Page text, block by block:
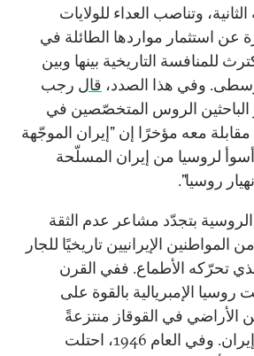
وتناصب العداء للولايات
عن استثمار مواردها الطائلة في
للمنافسة التاريخية بينها وبين
وفي هذا الصدد، قال رجب
الباحثين الروس المتخصّصين في
مقابلة معه مؤخرًا إن "إيران الموجّهة
لروسيا من إيران المسلّحة
روسيا".
بتجدّد مشاعر عدم الثقة
المواطنين الإيرانيين تاريخيًا للجار
تحرّكه الأطماع. ففي القرن
الإمبريالية بالقوة على
في القوقاز منتزعةً
السيطرة عليها من إيران. وفي العام 1946، احتلت